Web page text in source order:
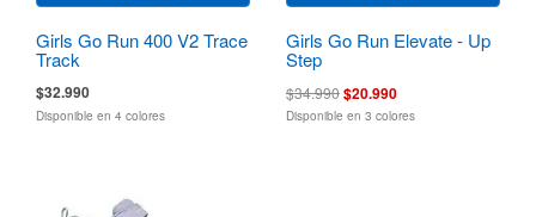
Girls Go Run 400 V2 Trace
Track
$32.990
Disponible en 4 colores
Girls Go Run Elevate - Up
Step
$34.990$20.990
Disponible en 3 colores